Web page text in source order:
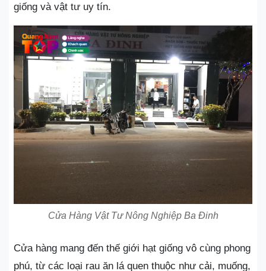
giống và vật tư uy tín.
Cửa Hàng Vật Tư Nông Nghiệp Ba Đinh
Cửa hàng mang đến thế giới hạt giống vô cùng phong
phú, từ các loại rau ăn lá quen thuộc như cải, muống,